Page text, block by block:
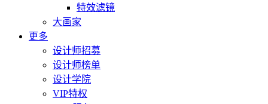
特效滤镜
大画家
更多
设计师招募
设计师榜单
设计学院
VIP特权